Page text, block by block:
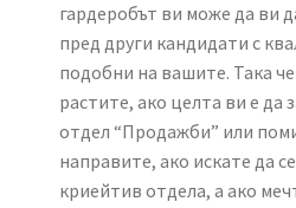
гардеробът ви може да ви
пред други кандидати с
подобни на вашите. Така
растите, ако целта ви е да
отдел “Продажби” или
направите, ако искате да
криейтив отдела, а ако